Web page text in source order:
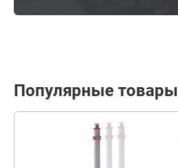
Популярные товары